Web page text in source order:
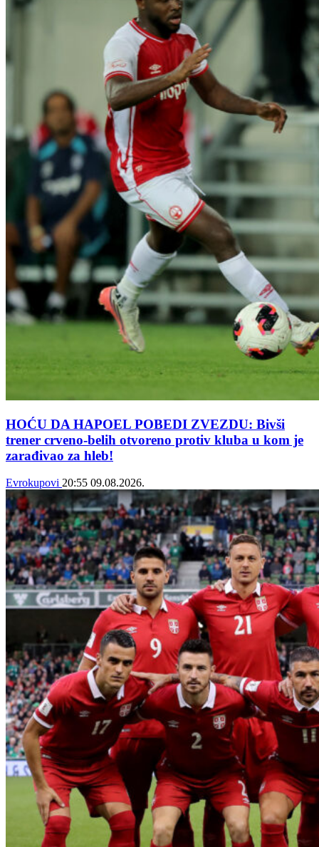
HOĆU DA HAPOEL POBEDI ZVEZDU: Bivši
trener crveno-belih otvoreno protiv kluba u kom je
zarađivao za hleb!
Evrokupovi 20:55 09.08.2026.